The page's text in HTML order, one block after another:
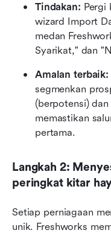
Tindakan: Pergi
wizard Import
medan
Syarikat," dan
Amalan terbaik:
segmenkan
(berpotensi)
memastikan
pertama.
Langkah 2:
peringkat kitar
Setiap perniagaan
unik. Freshworks